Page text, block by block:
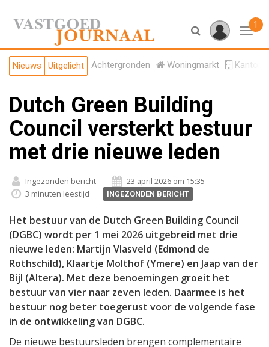
1
Nieuws Uitgelicht Achtergronden Woningmarkt
Dutch Green Building
Council versterkt bestuur
met drie nieuwe leden
Ingezonden bericht
23 april 2026 om 15:35
3 minuten leestijd
INGEZONDEN BERICHT
Het bestuur van de Dutch Green Building Council
(DGBC) wordt per 1 mei 2026 uitgebreid met drie
nieuwe leden: Martijn Vlasveld (Edmond de
Rothschild), Klaartje Molthof (Ymere) en Jaap van der
Bijl (Altera). Met deze benoemingen groeit het
bestuur van vier naar zeven leden. Daarmee is het
bestuur nog beter toegerust voor de volgende fase
in de ontwikkeling van DGBC.
De nieuwe bestuursleden brengen complementaire